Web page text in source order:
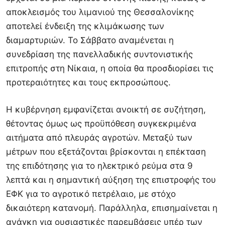
αποκλεισμός του λιμανιού της Θεσσαλονίκης
αποτελεί ένδειξη της κλιμάκωσης των
διαμαρτυριών. Το Σάββατο αναμένεται η
συνεδρίαση της πανελλαδικής συντονιστικής
επιτροπής στη Νίκαια, η οποία θα προσδιορίσει τις
προτεραιότητες και τους εκπροσώπους.
Η κυβέρνηση εμφανίζεται ανοικτή σε συζήτηση,
θέτοντας όμως ως προϋπόθεση συγκεκριμένα
αιτήματα από πλευράς αγροτών. Μεταξύ των
μέτρων που εξετάζονται βρίσκονται η επέκταση
της επιδότησης για το ηλεκτρικό ρεύμα στα 9
λεπτά και η σημαντική αύξηση της επιστροφής του
ΕΦΚ για το αγροτικό πετρέλαιο, με στόχο
δικαιότερη κατανομή. Παράλληλα, επισημαίνεται η
ανάγκη για ουσιαστικές παρεμβάσεις υπέρ των